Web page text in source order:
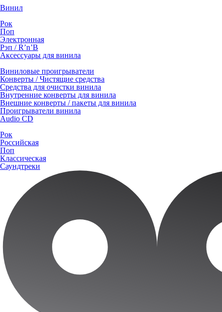
Винил
Рок
Поп
Электронная
Рэп / R’n’B
Аксессуары для винила
Виниловые проигрыватели
Конверты / Чистящие средства
Средства для очистки винила
Внутренние конверты для винила
Внешние конверты / пакеты для винила
Проигрыватели винила
Audio CD
Рок
Российская
Поп
Классическая
Саундтреки